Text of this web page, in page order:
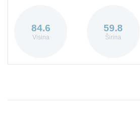
84.6
Visina
59.8
Širina